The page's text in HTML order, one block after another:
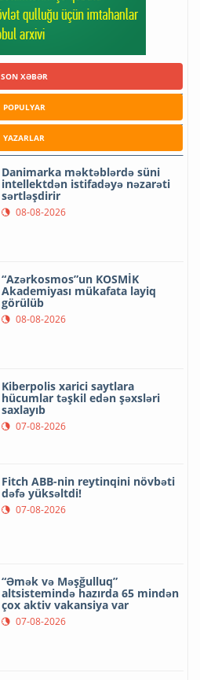
SON XƏBƏR
POPULYAR
YAZARLAR
Danimarka məktəblərdə süni
intellektdən istifadəyə nəzarəti
sərtləşdirir
08-08-2026
“Azərkosmos”un KOSMİK
Akademiyası mükafata layiq
görülüb
08-08-2026
Kiberpolis xarici saytlara
hücumlar təşkil edən şəxsləri
saxlayıb
07-08-2026
Fitch ABB-nin reytinqini növbəti
dəfə yüksəltdi!
07-08-2026
“Əmək və Məşğulluq”
altsistemində hazırda 65 mindən
çox aktiv vakansiya var
07-08-2026